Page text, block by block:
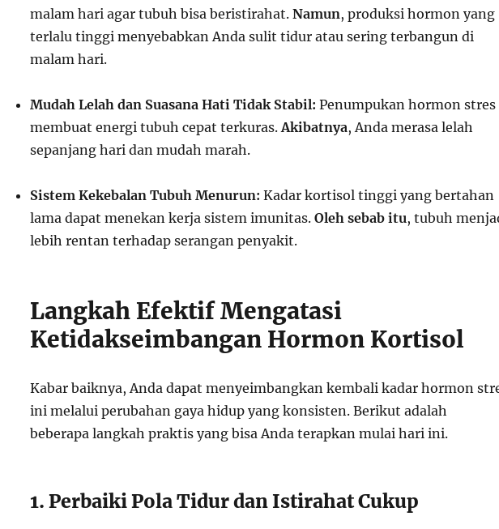
malam hari agar tubuh bisa beristirahat. Namun, produksi hormon yang
terlalu tinggi menyebabkan Anda sulit tidur atau sering terbangun di
malam hari.
Mudah Lelah dan Suasana Hati Tidak Stabil: Penumpukan hormon stres
membuat energi tubuh cepat terkuras.Akibatnya, Anda merasa lelah
sepanjang hari dan mudah marah.
Sistem Kekebalan Tubuh Menurun: Kadar kortisol tinggi yang bertahan
lama dapat menekan kerja sistem imunitas. Oleh sebab itu, tubuh
lebih rentan terhadap serangan penyakit.
Langkah Efektif Mengatasi
Ketidakseimbangan Hormon Kortisol
Kabar baiknya, Anda dapat menyeimbangkan kembali kadar hormon
ini melalui perubahan gaya hidup yang konsisten. Berikut adalah
beberapa langkah praktis yang bisa Anda terapkan mulai hari ini.
1. Perbaiki Pola Tidur dan Istirahat Cukup